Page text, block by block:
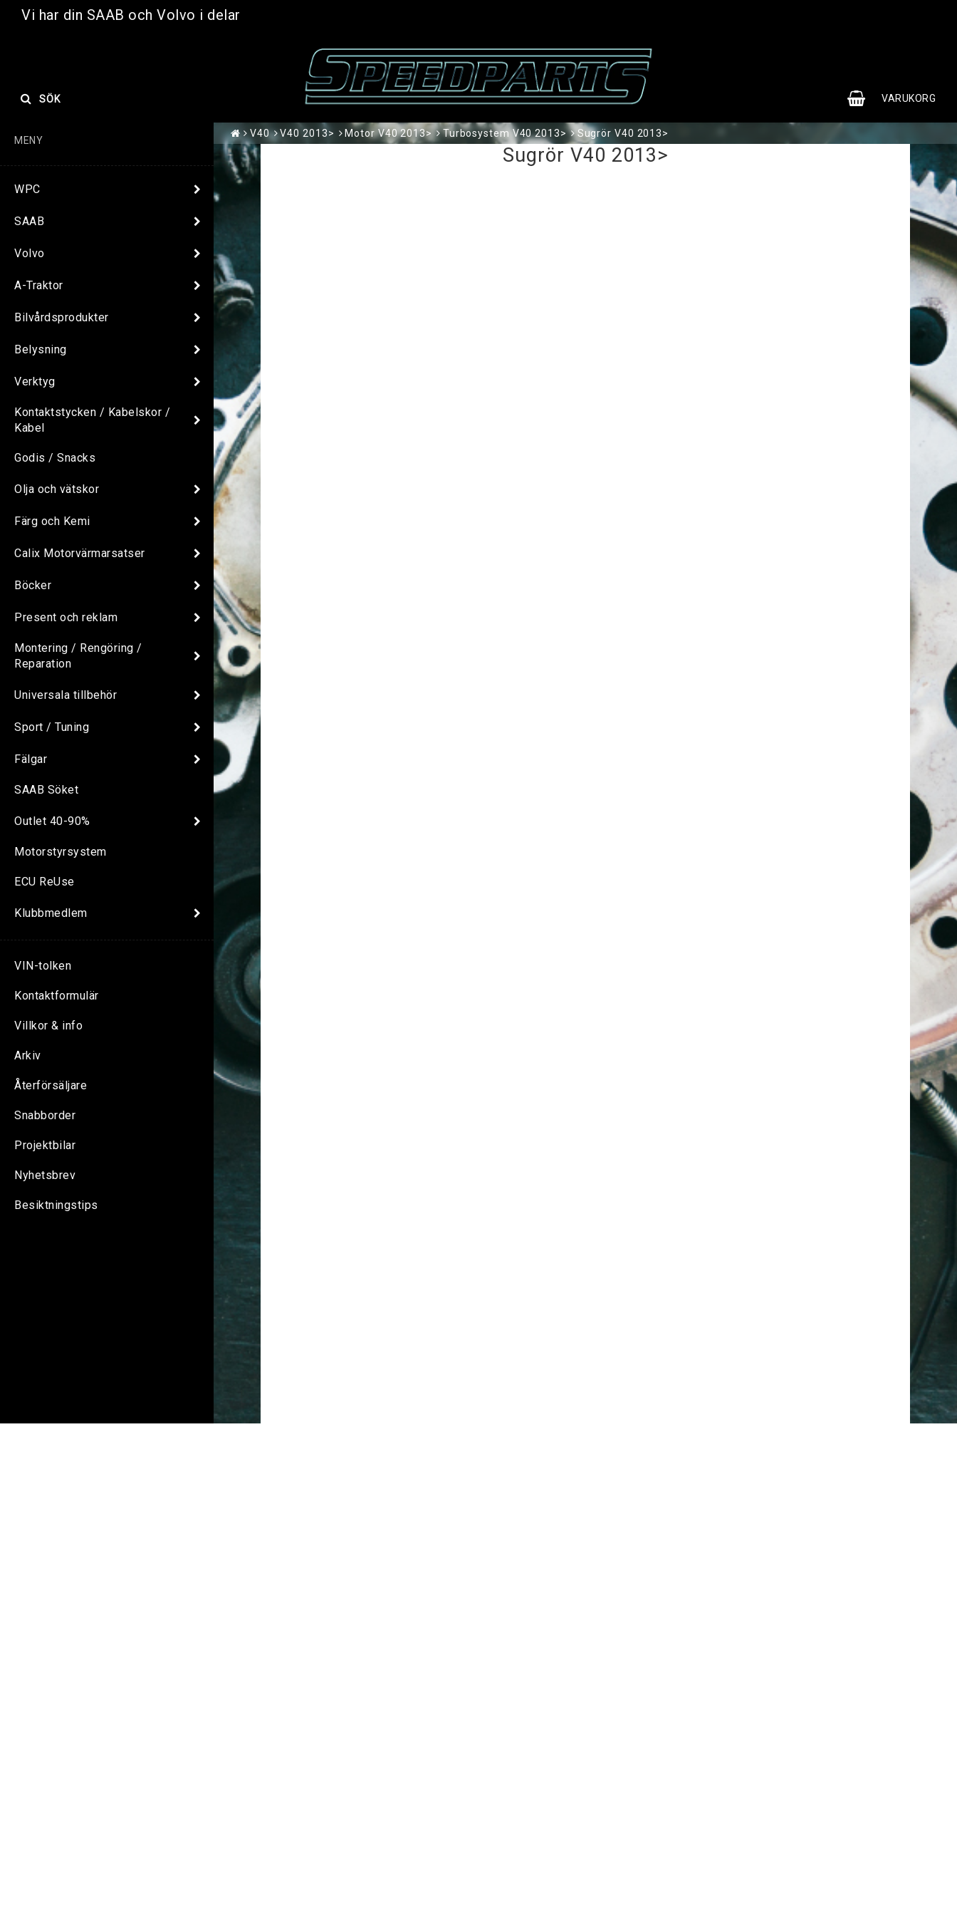
Vi har din SAAB och Volvo i delar
VARUKORG
SÖK
MENY
WPC
SAAB
Volvo
A-Traktor
Bilvårdsprodukter
Belysning
Verktyg
Kontaktstycken / Kabelskor /
Kabel
Godis / Snacks
Olja och vätskor
Färg och Kemi
Calix Motorvärmarsatser
Böcker
Present och reklam
Montering / Rengöring /
Reparation
Universala tillbehör
Sport / Tuning
Fälgar
SAAB Söket
Outlet 40-90%
Motorstyrsystem
ECU ReUse
Klubbmedlem
VIN-tolken
Kontaktformulär
Villkor & info
Arkiv
Återförsäljare
Snabborder
Projektbilar
Nyhetsbrev
Besiktningstips
V40 V40 2013> Motor V40 2013> Turbosystem V40 2013> Sugrör V40 2013>
Sugrör V40 2013>